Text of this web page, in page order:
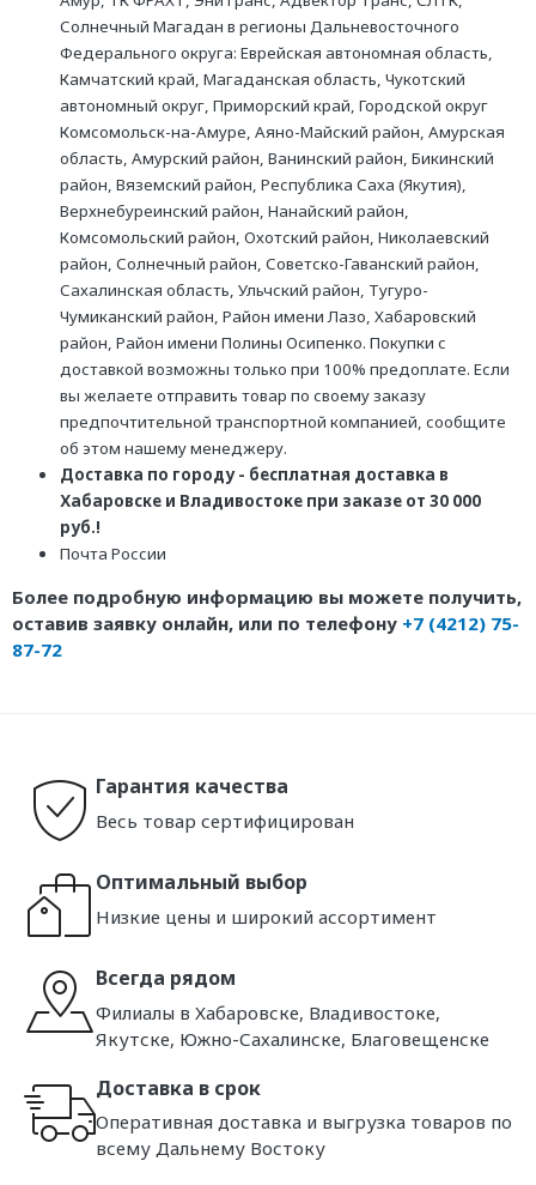
Солнечный Магадан в регионы Дальневосточного
Федерального округа: Еврейская автономная область,
Камчатский край, Магаданская область, Чукотский
автономный округ, Приморский край, Городской округ
Комсомольск-на-Амуре, Аяно-Майский район, Амурская
область, Амурский район, Ванинский район, Бикинский
район, Вяземский район, Республика Саха (Якутия),
Верхнебуреинский район, Нанайский район,
Комсомольский район, Охотский район, Николаевский
район, Солнечный район, Советско-Гаванский район,
Сахалинская область, Ульчский район, Тугуро-
Чумиканский район, Район имени Лазо, Хабаровский
район, Район имени Полины Осипенко. Покупки с
доставкой возможны только при 100% предоплате. Если
вы желаете отправить товар по своему заказу
предпочтительной транспортной компанией, сообщите
об этом нашему менеджеру.
Доставка по городу - бесплатная доставка в
Хабаровске и Владивостоке при заказе от 30 000
руб.!
Почта России
Более подробную информацию вы можете получить,
оставив заявку онлайн, или по телефону +7 (4212) 75-
87-72
Гарантия качества
Весь товар сертифицирован
Оптимальный выбор
Низкие цены и широкий ассортимент
Всегда рядом
Филиалы в Хабаровске, Владивостоке,
Якутске, Южно-Сахалинске, Благовещенске
Доставка в срок
Оперативная доставка и выгрузка товаров по
всему Дальнему Востоку